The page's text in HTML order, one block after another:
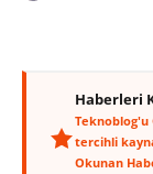
Haberleri
Teknoblog'u
tercihli
Okunan